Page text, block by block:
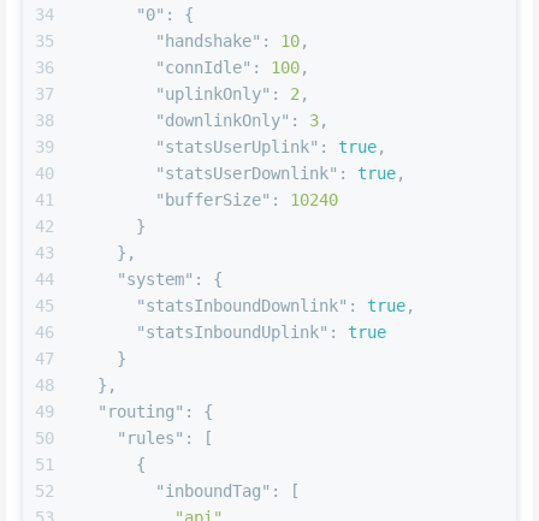
34
35
36
37
38
39
40
41
42
43
44
45
46
47
48
49
50
51
52
"0" :
{
"handshake" : 10,
"connIdle" : 100,
"uplinkOnly" : 2 ,
"downlinkOnly" : 3,
"statsUserUplink" : true,
"statsUserDownlink" : true,
"bufferSize" :
10240
}
} ,
"system" :
{
"statsInboundDownlink" : true,
"statsInboundUplink" :
true
}
} ,
"routing" :
{
"rules" :
[
{
"inboundTag" :
[